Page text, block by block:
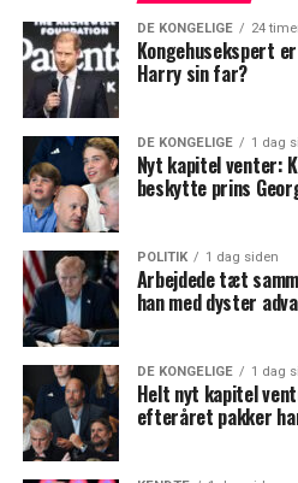
DE KONGELIGE 24
Kongehusekspert
Harry sin far?
DE KONGELIGE 1 dag
Nyt kapitel venter:
beskytte prins
POLITIK 1 dag siden
Arbejdede tæt
han med dyster
DE KONGELIGE 1 dag
Helt nyt kapitel
efteråret pakker